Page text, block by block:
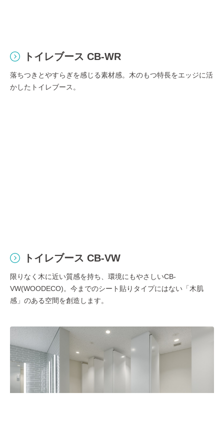
トイレブース CB-WR
落ちつきとやすらぎを感じる素材感。木のもつ特長をエッジに活
かしたトイレブース。
トイレブース CB-VW
限りなく木に近い質感を持ち、環境にもやさしいCB-
VW(WOODECO)。今までのシート貼りタイプにはない「木肌
感」のある空間を創造します。